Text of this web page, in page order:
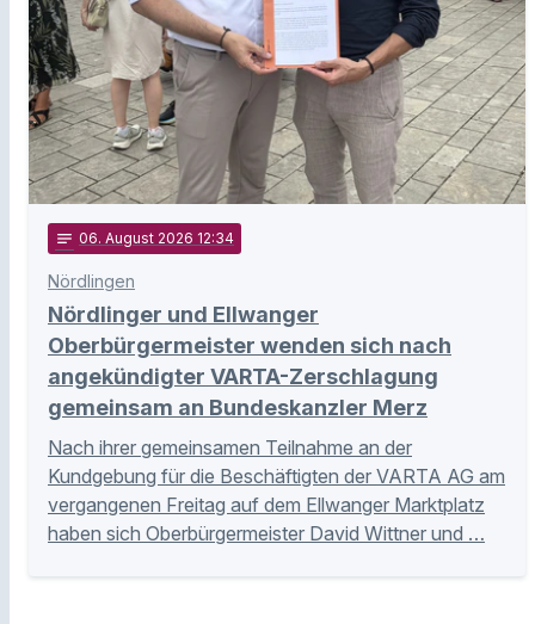
notes 06. August 2026 12:34
Nördlingen
Nördlinger und Ellwanger
Oberbürgermeister wenden sich nach
angekündigter VARTA-Zerschlagung
gemeinsam an Bundeskanzler Merz
Nach ihrer gemeinsamen Teilnahme an der
Kundgebung für die Beschäftigten der VARTA AG am
vergangenen Freitag auf dem Ellwanger Marktplatz
haben sich Oberbürgermeister David Wittner und …